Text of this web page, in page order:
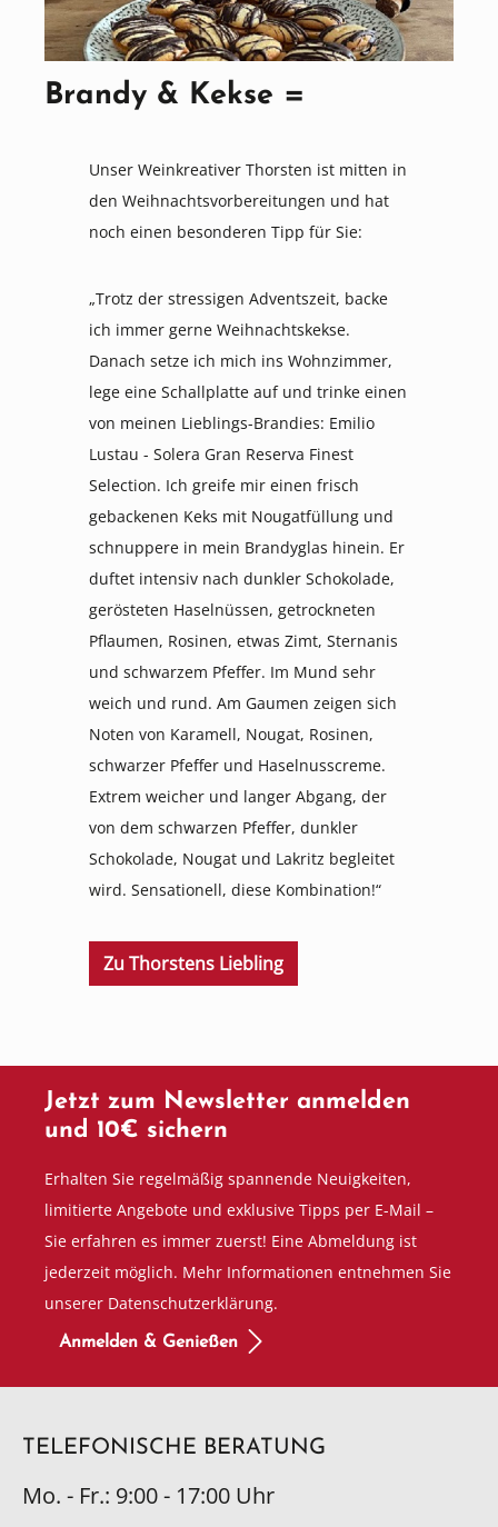
Brandy & Kekse =
Unser Weinkreativer Thorsten ist mitten in
den Weihnachtsvorbereitungen und hat
noch einen besonderen Tipp für Sie:
„Trotz der stressigen Adventszeit, backe
ich immer gerne Weihnachtskekse.
Danach setze ich mich ins Wohnzimmer,
lege eine Schallplatte auf und trinke einen
von meinen Lieblings-Brandies: Emilio
Lustau - Solera Gran Reserva Finest
Selection. Ich greife mir einen frisch
gebackenen Keks mit Nougatfüllung und
schnuppere in mein Brandyglas hinein. Er
duftet intensiv nach dunkler Schokolade,
gerösteten Haselnüssen, getrockneten
Pflaumen, Rosinen, etwas Zimt, Sternanis
und schwarzem Pfeffer. Im Mund sehr
weich und rund. Am Gaumen zeigen sich
Noten von Karamell, Nougat, Rosinen,
schwarzer Pfeffer und Haselnusscreme.
Extrem weicher und langer Abgang, der
von dem schwarzen Pfeffer, dunkler
Schokolade, Nougat und Lakritz begleitet
wird. Sensationell, diese Kombination!“
Zu Thorstens Liebling
Jetzt zum Newsletter anmelden
und 10€ sichern
Erhalten Sie regelmäßig spannende Neuigkeiten,
limitierte Angebote und exklusive Tipps per E-Mail –
Sie erfahren es immer zuerst! Eine Abmeldung ist
jederzeit möglich. Mehr Informationen entnehmen Sie
unserer Datenschutzerklärung.
Anmelden & Genießen
TELEFONISCHE BERATUNG
Mo. - Fr.: 9:00 - 17:00 Uhr